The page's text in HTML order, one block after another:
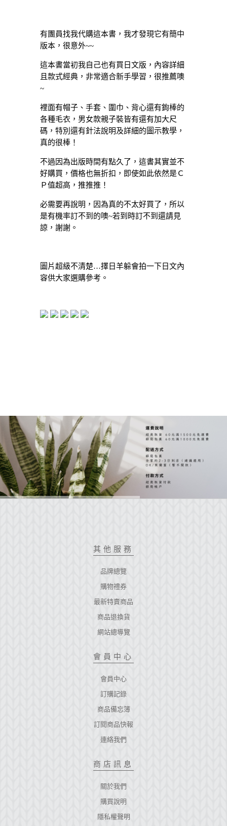
有團員找我代購這本書，我才發現它有簡中
版本，很意外~~
這本書當初我自己也有買日文版，內容詳細
且款式經典，非常適合新手學習，很推薦噢
~
裡面有帽子、手套、圍巾、背心還有鉤棒的
各種毛衣，男女款親子裝皆有還有加大尺
碼，特別還有針法說明及詳細的圖示教學，
真的很棒！
不過因為出版時間有點久了，這書其實並不
好購買，價格也無折扣，即使如此依然是Ｃ
Ｐ值超高，推推推！
必需要再說明，因為真的不太好買了，所以
是有機率訂不到的噢~若到時訂不到還請見
諒，謝謝。
圖片超級不清楚…擇日羊躲會拍一下日文內
容供大家選購參考。
其他服務
品牌總覽
購物禮券
最新特賣商品
商品退換貨
網站總導覽
會員中心
會員中心
訂購記錄
商品備忘簿
訂閱商品快報
連絡我們
商店訊息
關於我們
購買說明
隱私權聲明